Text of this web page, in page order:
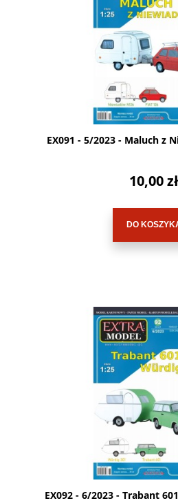
EX091 - 5/2023 - Maluch z
10,00 zł
DO
EX092 - 6/2023 - Trabant